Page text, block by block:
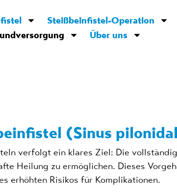
Steißbeinfistel-Operation
Über uns
(Sinus
verfolgt ein klares Ziel: Die
Heilung zu ermöglichen. Dieses
erhöhten Risikos für Komplikationen.